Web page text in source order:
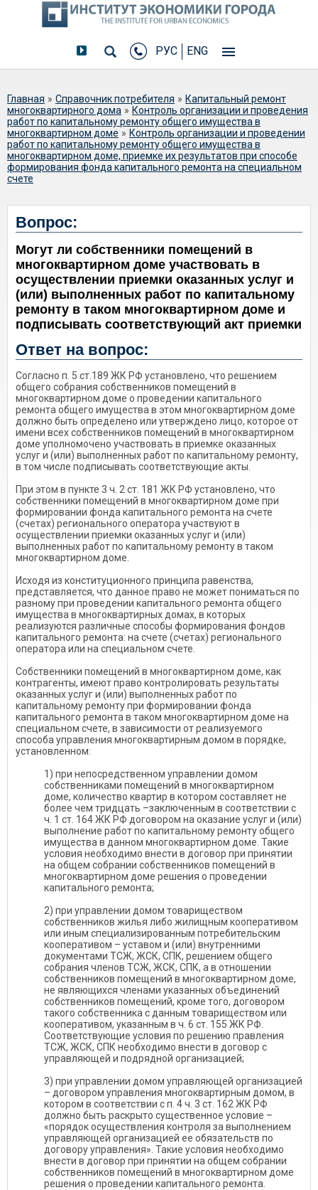
РУС ENG
Вы здесь
Главная » Справочник потребителя » Капитальный ремонт
многоквартирного дома » Контроль организации и проведения
работ по капитальному ремонту общего имущества в
многоквартирном доме » Контроль организации и проведении
работ по капитальному ремонту общего имущества в
многоквартирном доме, приемке их результатов при способе
формирования фонда капитального ремонта на специальном
счете
Могут ли собственники помещений в
многоквартирном доме участвовать в
осуществлении приемки оказанных
услуг и (или) выполненных работ по
капитальному ремонту в таком
многоквартирном доме и
подписывать соответствующий акт
приемки
Вопрос:
Могут ли собственники помещений в
многоквартирном доме участвовать в
осуществлении приемки оказанных услуг и
(или) выполненных работ по капитальному
ремонту в таком многоквартирном доме и
подписывать соответствующий акт приемки
Ответ на вопрос:
Согласно п. 5 ст.189 ЖК РФ установлено, что решением
общего собрания собственников помещений в
многоквартирном доме о проведении капитального
ремонта общего имущества в этом многоквартирном доме
должно быть определено или утверждено лицо, которое от
имени всех собственников помещений в многоквартирном
доме уполномочено участвовать в приемке оказанных
услуг и (или) выполненных работ по капитальному ремонту,
в том числе подписывать соответствующие акты.
При этом в пункте 3 ч. 2 ст. 181 ЖК РФ установлено, что
собственники помещений в многоквартирном доме при
формировании фонда капитального ремонта на счете
(счетах) регионального оператора участвуют в
осуществлении приемки оказанных услуг и (или)
выполненных работ по капитальному ремонту в таком
многоквартирном доме.
Исходя из конституционного принципа равенства,
представляется, что данное право не может пониматься по
разному при проведении капитального ремонта общего
имущества в многоквартирных домах, в которых
реализуются различные способы формирования фондов
капитального ремонта: на счете (счетах) регионального
оператора или на специальном счете.
Собственники помещений в многоквартирном доме, как
контрагенты, имеют право контролировать результаты
оказанных услуг и (или) выполненных работ по
капитальному ремонту при формировании фонда
капитального ремонта в таком многоквартирном доме на
специальном счете, в зависимости от реализуемого
способа управления многоквартирным домом в порядке,
установленном:
1) при непосредственном управлении домом
собственниками помещений в многоквартирном
доме, количество квартир в котором составляет не
более чем тридцать –заключенным в соответствии с
ч. 1 ст. 164 ЖК РФ договором на оказание услуг и (или)
выполнение работ по капитальному ремонту общего
имущества в данном многоквартирном доме. Такие
условия необходимо внести в договор при принятии
на общем собрании собственников помещений в
многоквартирном доме решения о проведении
капитального ремонта;
2) при управлении домом товариществом
собственников жилья либо жилищным кооперативом
или иным специализированным потребительским
кооперативом – уставом и (или) внутренними
документами ТСЖ, ЖСК, СПК, решением общего
собрания членов ТСЖ, ЖСК, СПК, а в отношении
собственников помещений в многоквартирном доме,
не являющихся членами указанных объединений
собственников помещений, кроме того, договором
такого собственника с данным товариществом или
кооперативом, указанным в ч. 6 ст. 155 ЖК РФ.
Соответствующие условия по решению правления
ТСЖ, ЖСК, СПК необходимо внести в договор с
управляющей и подрядной организацией;
3) при управлении домом управляющей организацией
– договором управления многоквартирным домом, в
котором в соответствии с п. 4 ч. 3 ст. 162 ЖК РФ
должно быть раскрыто существенное условие –
«порядок осуществления контроля за выполнением
управляющей организацией ее обязательств по
договору управления». Такие условия необходимо
внести в договор при принятии на общем собрании
собственников помещений в многоквартирном доме
решения о проведении капитального ремонта.